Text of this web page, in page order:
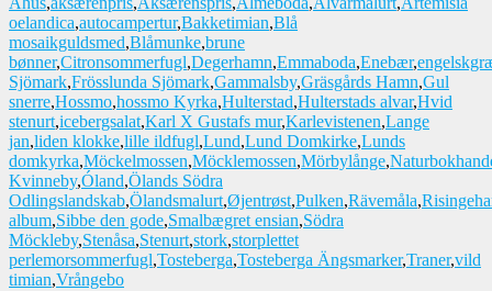
oelandica,autocampertur,Bakketimian,Blå
mosaikguldsmed,Blåmunke,brune
bønner,Citronsommerfugl,Degerhamn,Emmaboda,Enebær,
Sjömark,Frösslunda Sjömark,Gammalsby,Gräsgårds Hamn,Gul
snerre,Hossmo,hossmo Kyrka,Hulterstad,Hulterstads alvar,Hvid
stenurt,icebergsalat,Karl X Gustafs mur,Karlevistenen,Lange
jan,liden klokke,lille ildfugl,Lund,Lund Domkirke,Lunds
domkyrka,Möckelmossen,Möcklemossen,Mörbylånge,
Kvinneby,Óland,Ölands Södra
Odlingslandskab,Ölandsmalurt,Øjentrøst,Pulken,Rävemåla,
album,Sibbe den gode,Smalbægret ensian,Södra
Möckleby,Stenåsa,Stenurt,stork,storplettet
perlemorsommerfugl,Tosteberga,Tosteberga Ängsmarker,Traner,vild
timian,Vrångebo